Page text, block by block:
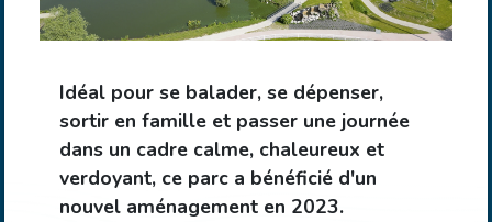
Idéal pour se balader, se dépenser,
sortir en famille et passer une journée
dans un cadre calme, chaleureux et
verdoyant, ce parc a bénéficié d'un
nouvel aménagement en 2023.